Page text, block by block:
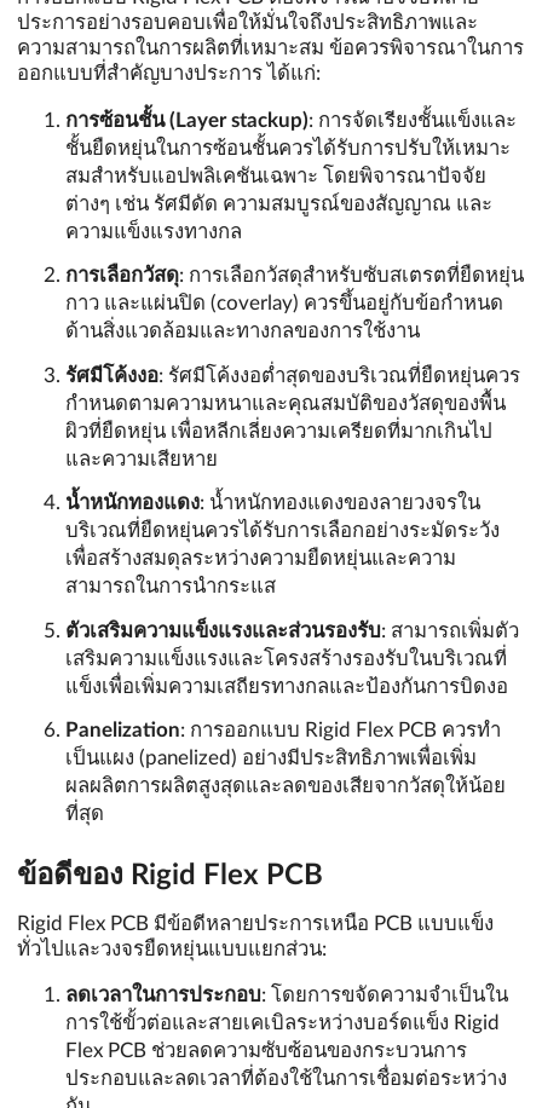
ประการอย่างรอบคอบเพื่อให้มั่นใจถึงประสิทธิภาพและ
ความสามารถในการผลิตที่เหมาะสม ข้อควรพิจารณาในการ
ออกแบบที่สำคัญบางประการ ได้แก่:
การซ้อนชั้น (Layer stackup): การจัดเรียงชั้นแข็งและ
ชั้นยืดหยุ่นในการซ้อนชั้นควรได้รับการปรับให้เหมาะ
สมสำหรับแอปพลิเคชันเฉพาะ โดยพิจารณาปัจจัย
ต่างๆ เช่น รัศมีดัด ความสมบูรณ์ของสัญญาณ และ
ความแข็งแรงทางกล
การเลือกวัสดุ: การเลือกวัสดุสำหรับซับสเตรตที่ยืดหยุ่น
กาว และแผ่นปิด (coverlay) ควรขึ้นอยู่กับข้อกำหนด
ด้านสิ่งแวดล้อมและทางกลของการใช้งาน
รัศมีโค้งงอ: รัศมีโค้งงอต่ำสุดของบริเวณที่ยืดหยุ่นควร
กำหนดตามความหนาและคุณสมบัติของวัสดุของพื้น
ผิวที่ยืดหยุ่น เพื่อหลีกเลี่ยงความเครียดที่มากเกินไป
และความเสียหาย
น้ำหนักทองแดง: น้ำหนักทองแดงของลายวงจรใน
บริเวณที่ยืดหยุ่นควรได้รับการเลือกอย่างระมัดระวัง
เพื่อสร้างสมดุลระหว่างความยืดหยุ่นและความ
สามารถในการนำกระแส
ตัวเสริมความแข็งแรงและส่วนรองรับ: สามารถเพิ่มตัว
เสริมความแข็งแรงและโครงสร้างรองรับในบริเวณที่
แข็งเพื่อเพิ่มความเสถียรทางกลและป้องกันการบิดงอ
Panelization: การออกแบบ Rigid Flex PCB ควรทำ
เป็นแผง (panelized) อย่างมีประสิทธิภาพเพื่อเพิ่ม
ผลผลิตการผลิตสูงสุดและลดของเสียจากวัสดุให้น้อย
ที่สุด
ข้อดีของ Rigid Flex PCB
Rigid Flex PCB มีข้อดีหลายประการเหนือ PCB แบบแข็ง
ทั่วไปและวงจรยืดหยุ่นแบบแยกส่วน:
ลดเวลาในการประกอบ: โดยการขจัดความจำเป็นใน
การใช้ขั้วต่อและสายเคเบิลระหว่างบอร์ดแข็ง Rigid
Flex PCB ช่วยลดความซับซ้อนของกระบวนการ
ประกอบและลดเวลาที่ต้องใช้ในการเชื่อมต่อระหว่าง